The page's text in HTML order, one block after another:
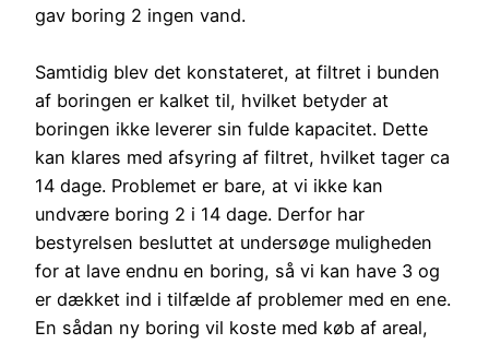
gav boring 2 ingen vand.
Samtidig blev det konstateret, at filtret i bunden
af boringen er kalket til, hvilket betyder at
boringen ikke leverer sin fulde kapacitet. Dette
kan klares med afsyring af filtret, hvilket tager ca
14 dage. Problemet er bare, at vi ikke kan
undvære boring 2 i 14 dage. Derfor har
bestyrelsen besluttet at undersøge muligheden
for at lave endnu en boring, så vi kan have 3 og
er dækket ind i tilfælde af problemer med en ene.
En sådan ny boring vil koste med køb af areal,